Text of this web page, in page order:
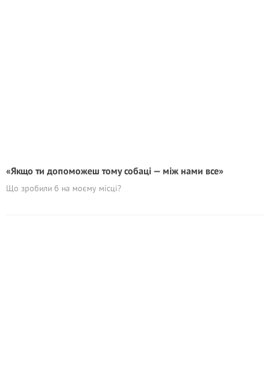
«Якщо ти допоможеш тому собаці — між нами все»
Що зробили б на моєму місці?